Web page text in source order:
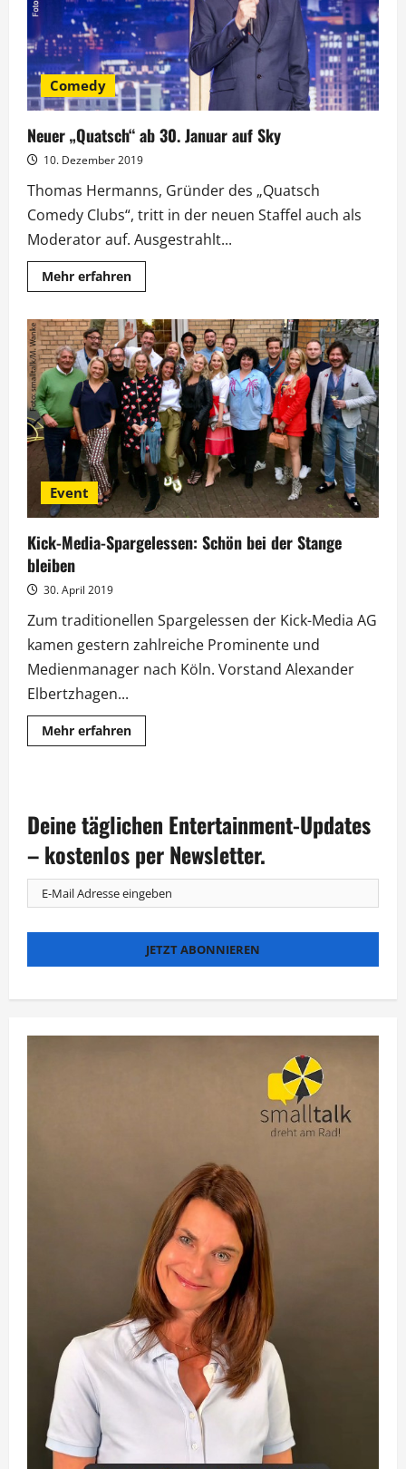
Comedy
Neuer „Quatsch“ ab 30. Januar auf Sky
10. Dezember 2019
Thomas Hermanns, Gründer des „Quatsch
Comedy Clubs“, tritt in der neuen Staffel auch als
Moderator auf. Ausgestrahlt...
Mehr erfahrenMehr
Informationen
„Quatsch“
ab
30.
Januar
auf
Sky
Event
Kick-Media-Spargelessen: Schön bei der Stange
bleiben
30. April 2019
Zum traditionellen Spargelessen der Kick-Media AG
kamen gestern zahlreiche Prominente und
Medienmanager nach Köln. Vorstand Alexander
Elbertzhagen...
Mehr erfahrenMehr
Informationen
bei
der
Stange
bleiben
Deine täglichen Entertainment-Updates
– kostenlos per Newsletter.